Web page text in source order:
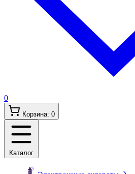
0
Корзина: 0
Каталог